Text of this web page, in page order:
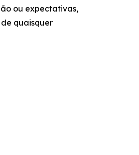
ou expectativas,
quaisquer